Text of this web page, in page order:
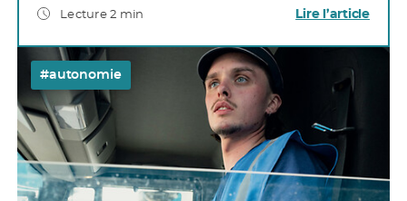
Lecture 2 min Lire l’article
#autonomie